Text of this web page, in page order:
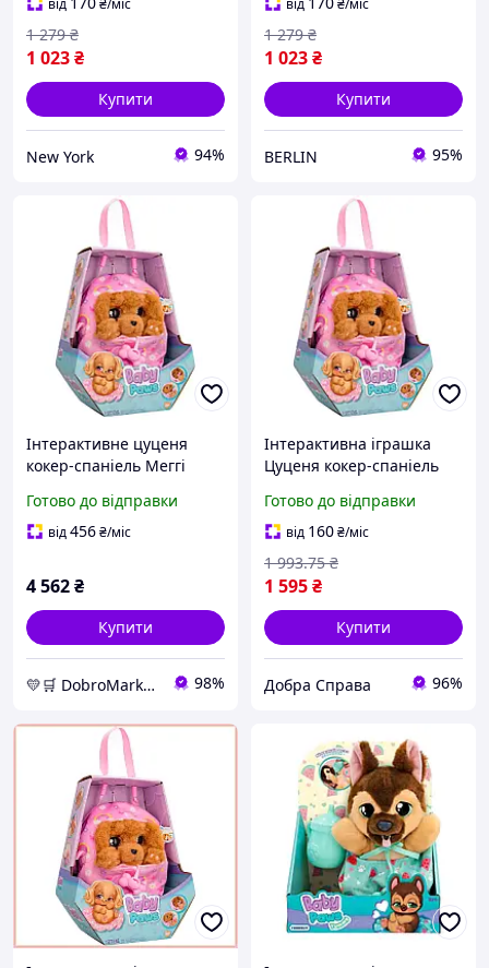
від ₴/міс
1 023₴
1 279 ₴
Купити
New York 94%
від ₴/міс
1 023₴
1 279 ₴
Купити
BERLIN 95%
Інтерактивне цуценя
кокер-спаніель Меггі
сумці-ковдрі для дітей від
1,5 років 20 см
Готово до відправки
від456₴/міс
4 562₴
Купити
💛🛒 DobroMarket 💛🛒 мережа інтернет-магазинів 98%
Інтерактивна іграшка
Цуценя кокер-спаніель
жабка 4133932 dobra
sprava
Готово до відправки
від 160₴/міс
1 595₴
1 993.75 ₴
Купити
Добра Справа 96%